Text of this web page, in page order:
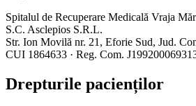
Spitalul de Recuperare Medicală Vraja
S.C. Asclepios S.R.L.
Str. Ion Movilă nr. 21, Eforie Sud, Jud.
CUI 1864633 · Reg. Com.
Drepturile pacienților